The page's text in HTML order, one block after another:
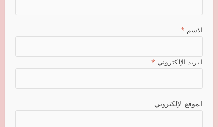
الاسم *
البريد الإلكتروني *
الموقع الإلكتروني